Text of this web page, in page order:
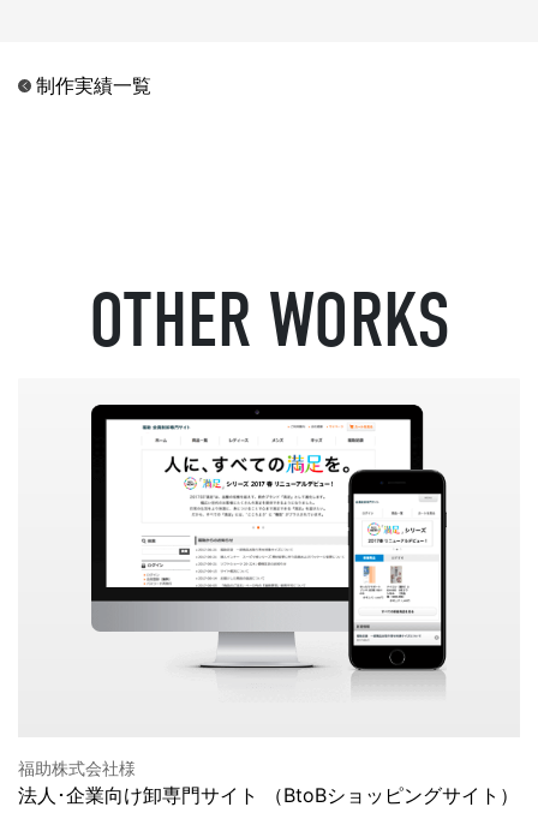
制作実績一覧
OTHER WORKS
福助株式会社様
法人･企業向け卸専門サイト （BtoBショッピングサイト）